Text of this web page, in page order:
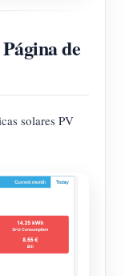
de
solares PV